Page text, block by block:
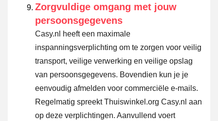
Zorgvuldige omgang met jouw
persoonsgegevens
Casy.nl heeft een maximale
inspanningsverplichting om te zorgen voor veilig
transport, veilige verwerking en veilige opslag
van persoonsgegevens. Bovendien kun je je
eenvoudig afmelden voor commerciële e-mails.
Regelmatig spreekt Thuiswinkel.org Casy.nl aan
op deze verplichtingen. Aanvullend voert